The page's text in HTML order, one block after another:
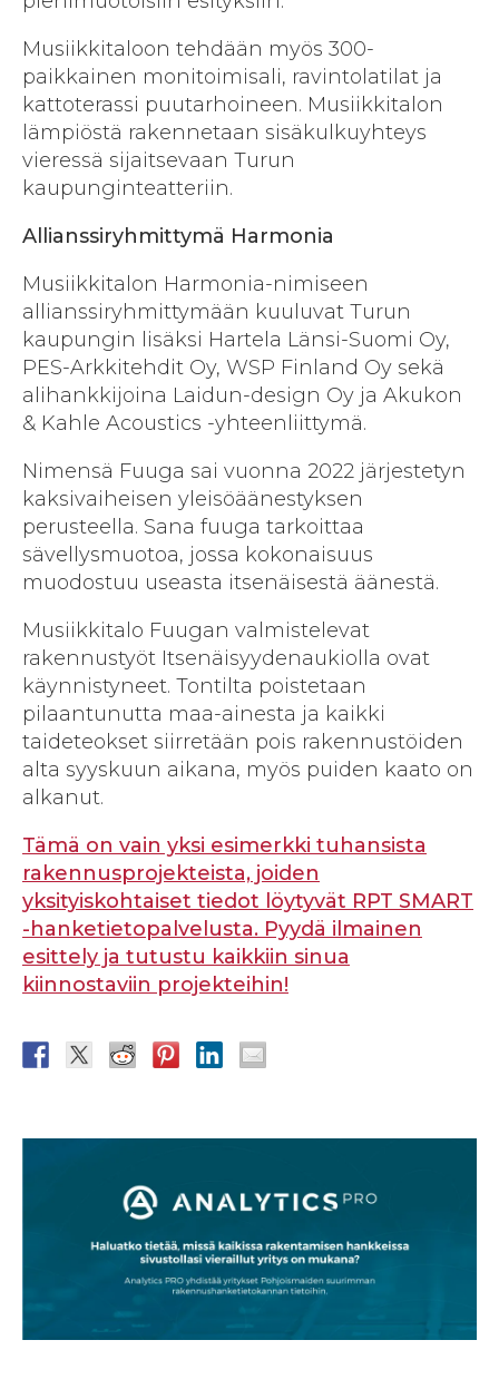
Musiikkitaloon tehdään myös 300-
paikkainen monitoimisali, ravintolatilat ja
kattoterassi puutarhoineen. Musiikkitalon
lämpiöstä rakennetaan sisäkulkuyhteys
vieressä sijaitsevaan Turun
kaupunginteatteriin.
Allianssiryhmittymä Harmonia
Musiikkitalon Harmonia-nimiseen
allianssiryhmittymään kuuluvat Turun
kaupungin lisäksi Hartela Länsi-Suomi Oy,
PES-Arkkitehdit Oy, WSP Finland Oy sekä
alihankkijoina Laidun-design Oy ja Akukon
& Kahle Acoustics -yhteenliittymä.
Nimensä Fuuga sai vuonna 2022 järjestetyn
kaksivaiheisen yleisöäänestyksen
perusteella. Sana fuuga tarkoittaa
sävellysmuotoa, jossa kokonaisuus
muodostuu useasta itsenäisestä äänestä.
Musiikkitalo Fuugan valmistelevat
rakennustyöt Itsenäisyydenaukiolla ovat
käynnistyneet. Tontilta poistetaan
pilaantunutta maa-ainesta ja kaikki
taideteokset siirretään pois rakennustöiden
alta syyskuun aikana, myös puiden kaato on
alkanut.
Tämä on vain yksi esimerkki tuhansista
rakennusprojekteista, joiden
yksityiskohtaiset tiedot löytyvät RPT SMART
-hanketietopalvelusta. Pyydä ilmainen
esittely ja tutustu kaikkiin sinua
kiinnostaviin projekteihin!